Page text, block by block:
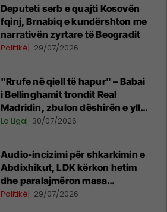
Deputeti serb e quajti Kosovën
fqinj, Brnabiq e kundërshton me
narrativën zyrtare të Beogradit
Politikë 29/07/2026
"Rrufe në qiell të hapur" – Babai
i Bellinghamit trondit Real
Madridin, zbulon dëshirën e yllit
anglez për largim
La Liga 30/07/2026
Audio-incizimi për shkarkimin e
Abdixhikut, LDK kërkon hetim
dhe paralajmëron masa
disiplinore
Politikë 29/07/2026